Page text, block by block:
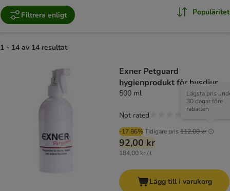
Filtrera enligt Populäritet
1 - 14 av 14 resultat
Exner Petguard
hygienprodukt för husdjur
500 ml
-17.86%Tidigare pris 112,00 kr
Lägsta pris
30 dagar före
rabatten
92,00 kr
184,00 kr / l
Not rated
Lägg till i varukorg